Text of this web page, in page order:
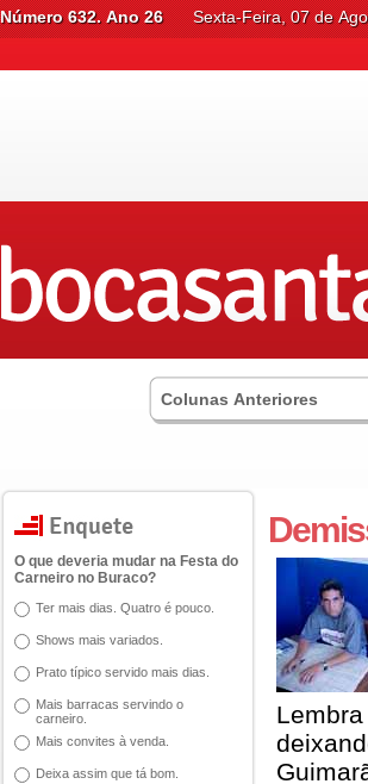
Número 632. Ano 26 Sexta-Feira, 07 de
Colunas Anteriores
O que deveria mudar na Festa do
Carneiro no Buraco?
Ter mais dias. Quatro é pouco.
Shows mais variados.
Prato típico servido mais dias.
Mais barracas servindo o
carneiro.
Mais convites à venda.
Deixa assim que tá bom.